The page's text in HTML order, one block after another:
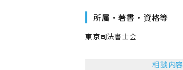
所属・著書・資格等
東京司法書士会
相談内容